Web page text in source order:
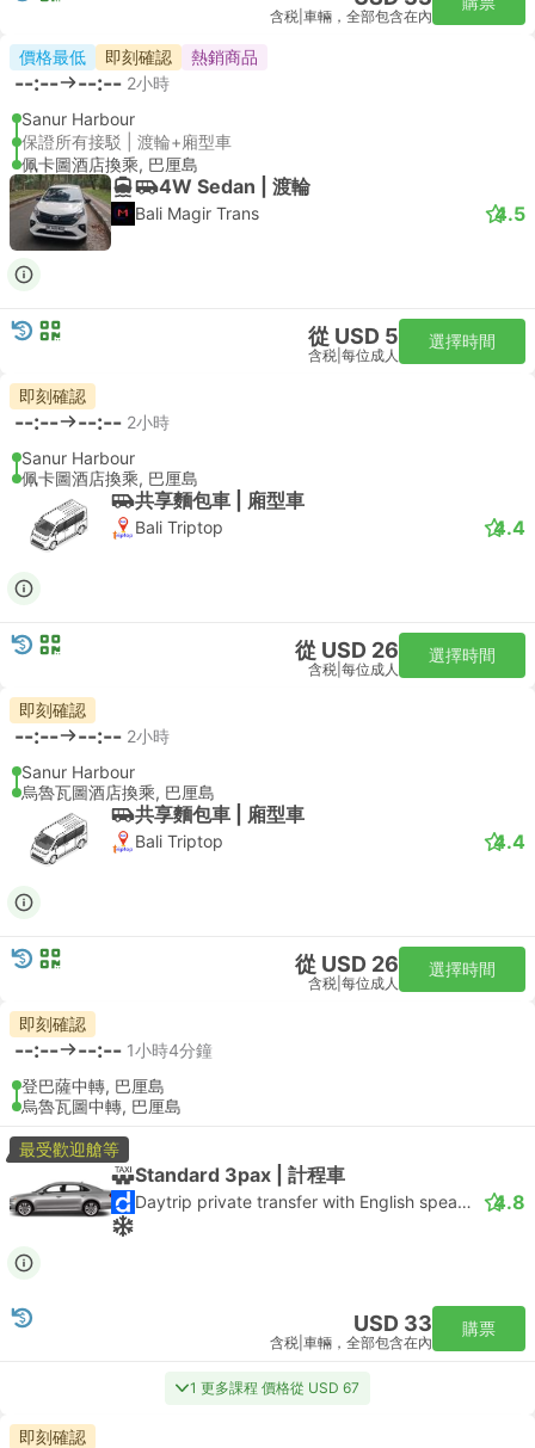
含税 車輛，全部包含在內
價格最低 即刻確認 熱銷商品
--:-- --:-- 2小時
Sanur Harbour
保證所有接駁 | 渡輪+廂型車
佩卡圖酒店換乘, 巴厘島
4W Sedan | 渡輪
Bali Magir Trans 4.5
從 USD 5
含税 每位成人
選擇時間
即刻確認
--:-- --:-- 2小時
Sanur Harbour
佩卡圖酒店換乘, 巴厘島
共享麵包車 | 廂型車
Bali Triptop 4.4
從 USD 26
含税 每位成人
選擇時間
即刻確認
--:-- --:-- 2小時
Sanur Harbour
烏魯瓦圖酒店換乘, 巴厘島
共享麵包車 | 廂型車
Bali Triptop 4.4
從 USD 26
含税 每位成人
選擇時間
即刻確認
--:-- --:-- 1小時4分鐘
登巴薩中轉, 巴厘島
烏魯瓦圖中轉, 巴厘島
最受歡迎艙等
Standard 3pax | 計程車
Daytrip private transfer with English speaking driver 4.8
USD 33
含税 車輛，全部包含在內
購票
1 更多課程 價格從 USD 67
即刻確認